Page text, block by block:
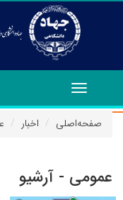
Toggle
navigation
صفحه‌اصلی
اخبار
عمومی - آرشیو